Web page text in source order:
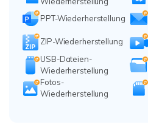
PPT-Wiederherstellung
ZIP-Wiederherstellung
USB-Dateien-
Wiederherstellung
Fotos-
Wiederherstellung